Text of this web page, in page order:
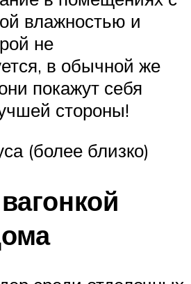
влажностью и
не
в обычной же
покажут себя
стороны!
(более близко)